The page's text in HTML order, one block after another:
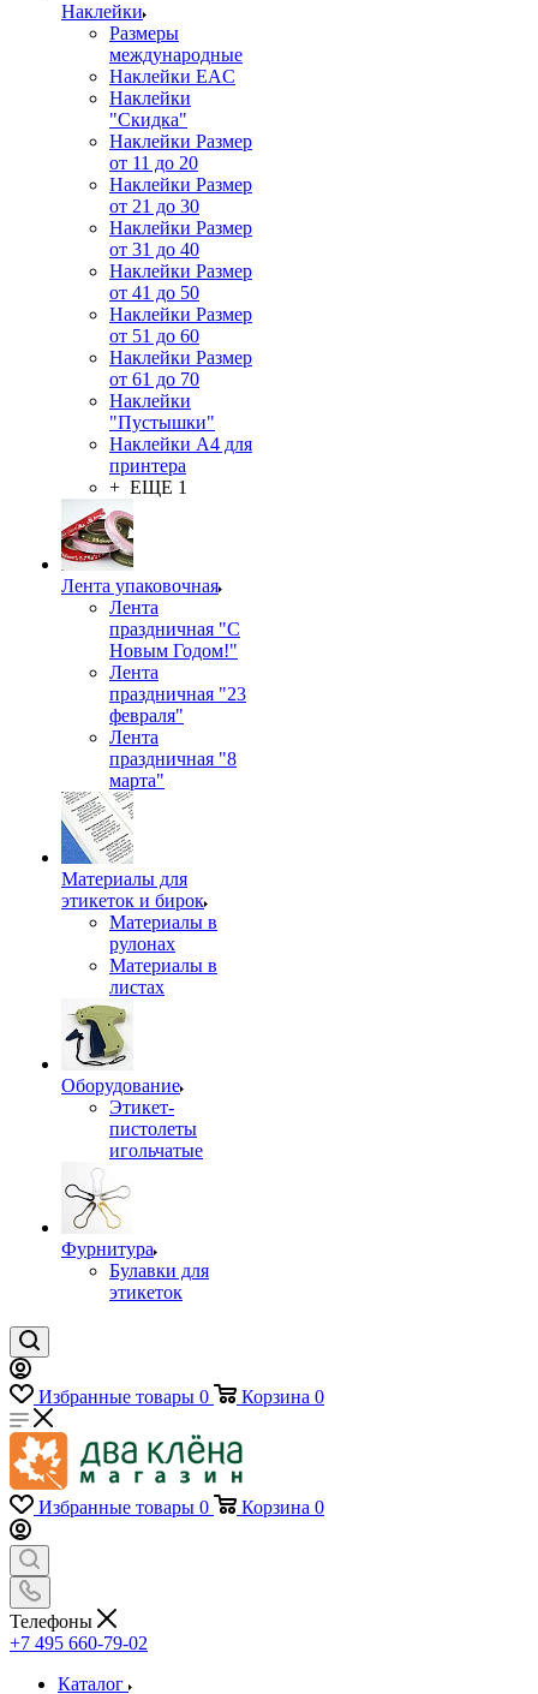
Наклейки
Размеры
международные
Наклейки EAC
Наклейки
"Скидка"
Наклейки Размер
от 11 до 20
Наклейки Размер
от 21 до 30
Наклейки Размер
от 31 до 40
Наклейки Размер
от 41 до 50
Наклейки Размер
от 51 до 60
Наклейки Размер
от 61 до 70
Наклейки
"Пустышки"
Наклейки А4 для
принтера
+ ЕЩЕ 1
Лента упаковочная
Лента
праздничная "С
Новым Годом!"
Лента
праздничная "23
февраля"
Лента
праздничная "8
марта"
Материалы для
этикеток и бирок
Материалы в
рулонах
Материалы в
листах
Оборудование
Этикет-
пистолеты
игольчатые
Фурнитура
Булавки для
этикеток
Избранные товары 0 Корзина 0
Избранные товары 0 Корзина 0
Телефоны
+7 495 660-79-02
Каталог